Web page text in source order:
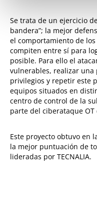
Se trata de un ejercicio
bandera”; la mejor
el comportamiento de los
compiten entre sí para
posible. Para ello el
vulnerables, realizar una
privilegios y repetir este
equipos situados en
centro de control de la
parte del ciberataque OT
Este proyecto obtuvo en
la mejor puntuación de
lideradas por TECNALIA.